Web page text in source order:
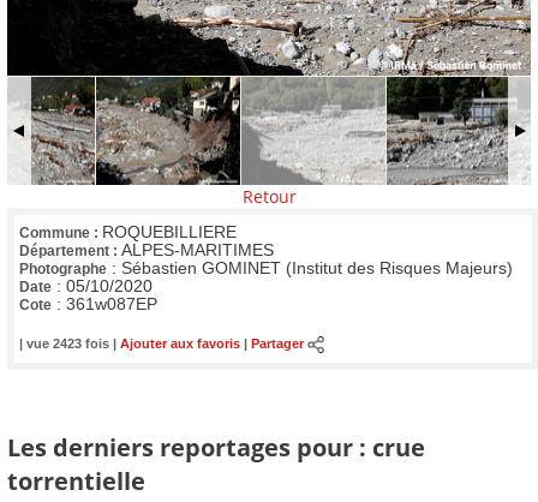
Retour
Commune : ROQUEBILLIERE
Département : ALPES-MARITIMES
Photographe : Sébastien GOMINET (Institut des Risques Majeurs)
Date : 05/10/2020
Cote : 361w087EP
| vue 2423 fois | Ajouter aux favoris Partager
Les derniers reportages pour : crue
torrentielle